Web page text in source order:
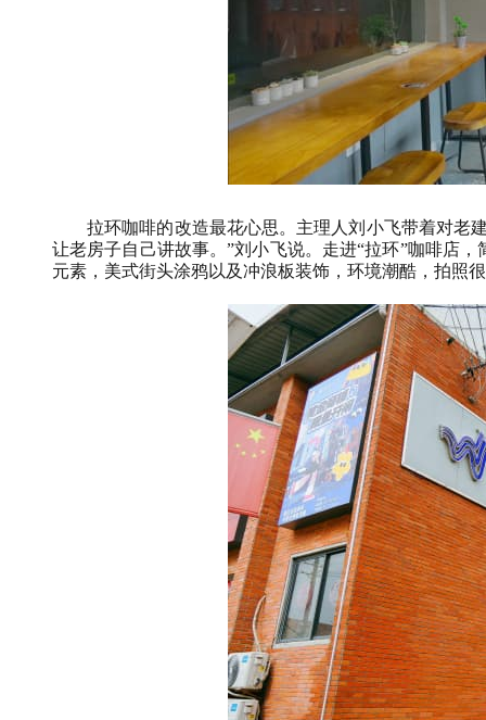
拉环咖啡的改造最花心思。主理人刘小飞带着对老建
让老房子自己讲故事。”刘小飞说。走进“拉环”咖啡店
元素，美式街头涂鸦以及冲浪板装饰，环境潮酷，拍照